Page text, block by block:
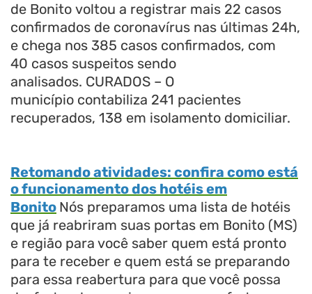
de Bonito voltou a registrar mais 22 casos
confirmados de coronavírus nas últimas 24h,
e chega nos 385 casos confirmados, com
40 casos suspeitos sendo
analisados. CURADOS – O
município contabiliza 241 pacientes
recuperados, 138 em isolamento domiciliar.
Retomando atividades: confira como está
o funcionamento dos hotéis em
Bonito Nós preparamos uma lista de hotéis
que já reabriram suas portas em Bonito (MS)
e região para você saber quem está pronto
para te receber e quem está se preparando
para essa reabertura para que você possa